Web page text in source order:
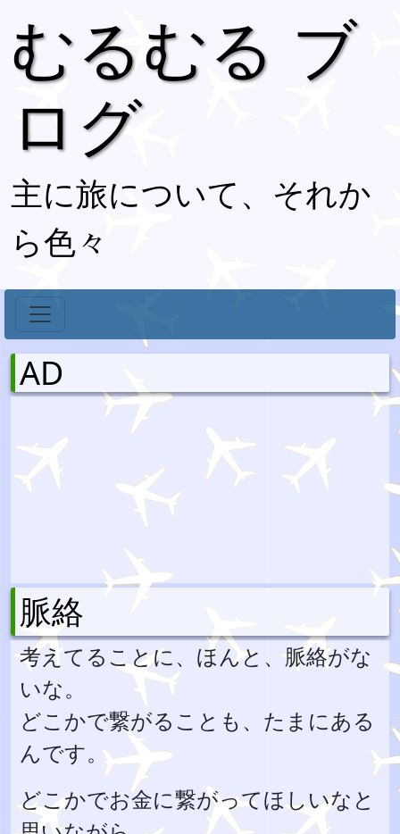
むるむる ブ
ログ
主に旅について、それか
ら色々
AD
脈絡
考えてることに、ほんと、脈絡がな
いな。
どこかで繋がることも、たまにある
んです。
どこかでお金に繋がってほしいなと